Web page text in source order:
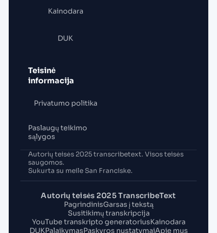
Kainodara
DUK
Teisinė
informacija
Privatumo politika
Paslaugų teikimo
sąlygos
Autorių teisės 2025 transcribetext. Visos teisės
saugomos.
Sukurta su meile San Franciske.
Autorių teisės 2025 TranscribeText
PagrindinisGarsas į tekstą
Susitikimų transkripcija
YouTube transkripto generatoriusKainodara
DUKPalaikymasPaskyros nustatymaiApie mus